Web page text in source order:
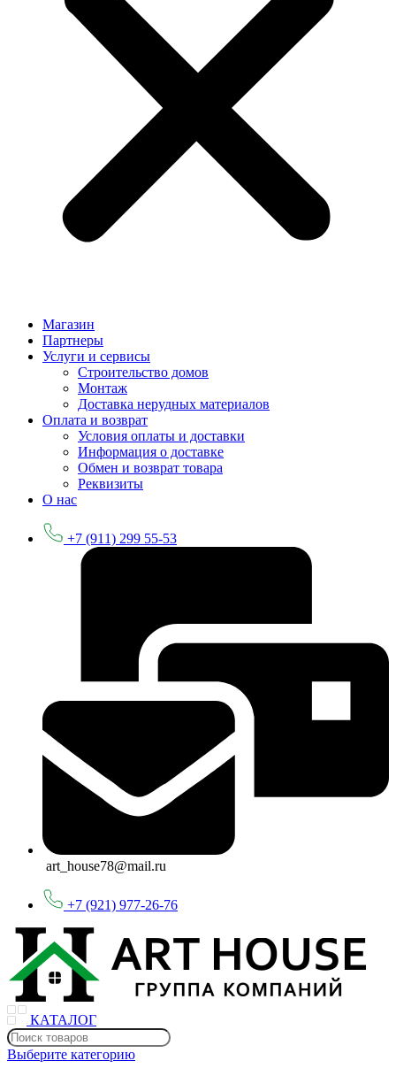
Магазин
Партнеры
Услуги и сервисы
Строительство домов
Монтаж
Доставка нерудных материалов
Оплата и возврат
Условия оплаты и доставки
Информация о доставке
Обмен и возврат товара
Реквизиты
О нас
+7 (911) 299 55-53
art_house78@mail.ru
+7 (921) 977-26-76
КАТАЛОГ
Выберите категорию